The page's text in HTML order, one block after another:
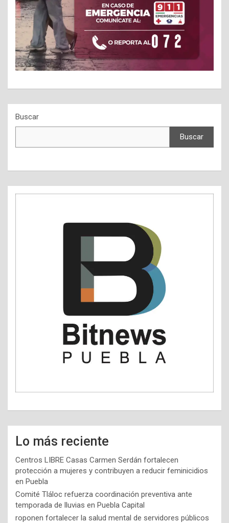
Buscar
Buscar
Lo más reciente
Centros LIBRE Casas Carmen Serdán fortalecen
protección a mujeres y contribuyen a reducir feminicidios
en Puebla
Comité Tláloc refuerza coordinación preventiva ante
temporada de lluvias en Puebla Capital
roponen fortalecer la salud mental de servidores públicos